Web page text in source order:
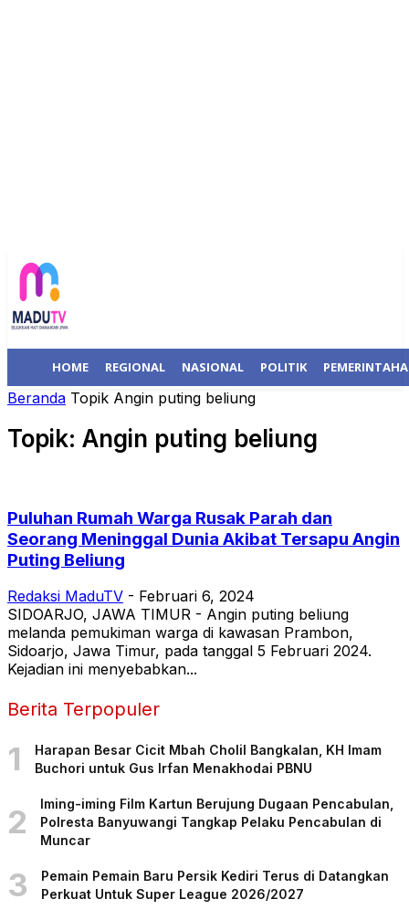
HOME REGIONAL NASIONAL POLITIK
Beranda Topik Angin puting beliung
Topik: Angin puting beliung
Puluhan Rumah Warga Rusak Parah dan
Seorang Meninggal Dunia Akibat Tersapu Angin
Puting Beliung
Redaksi MaduTV - Februari 6, 2024
SIDOARJO, JAWA TIMUR - Angin puting beliung
melanda pemukiman warga di kawasan Prambon,
Sidoarjo, Jawa Timur, pada tanggal 5 Februari 2024.
Kejadian ini menyebabkan...
Berita Terpopuler
1
Harapan Besar Cicit Mbah Cholil Bangkalan, KH Imam
Buchori untuk Gus Irfan Menakhodai PBNU
2
Iming-iming Film Kartun Berujung Dugaan Pencabulan,
Polresta Banyuwangi Tangkap Pelaku Pencabulan di
Muncar
3
Pemain Pemain Baru Persik Kediri Terus di Datangkan
Perkuat Untuk Super League 2026/2027